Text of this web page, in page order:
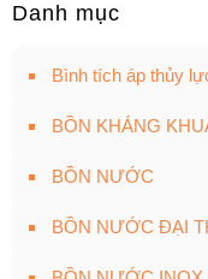
Danh mục
Bình tích áp thủy
BỒN KHÁNG
BỒN NƯỚC
BỒN NƯỚC ĐẠI